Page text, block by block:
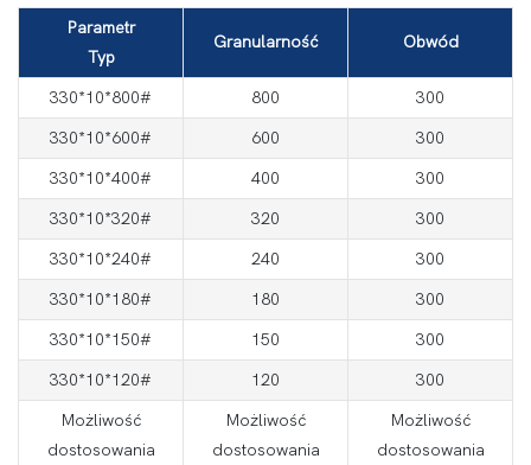
Parametr
Typ
Granularność Obwód
330*10*800# 800
300
330*10*600#
600
300
330*10*400#
400
300
330*10*320#
320
300
330*10*240#
240
300
330*10*180#
180
300
330*10*150#
150
300
330*10*120#
120
300
Możliwość
dostosowania
Możliwość
dostosowania
Możliwość
dostosowania